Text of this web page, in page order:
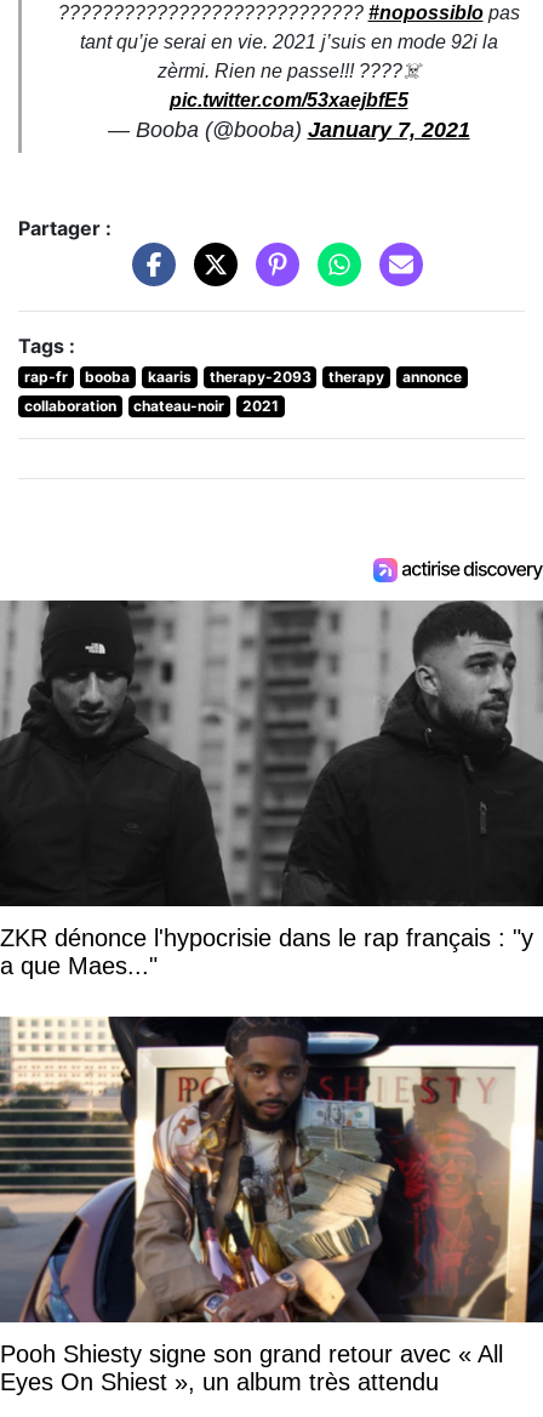
???????????????????????????? #nopossiblopas
tant qu’je serai en vie. 2021 j’suis en mode 92i la
zèrmi. Rien ne passe!!! ????‍☠️
pic.twitter.com/53xaejbfE5
— Booba (@booba) January 7, 2021
Partager :
Tags :
rap-fr booba kaaris therapy-2093 therapy
annonce
collaboration
chateau-noir 2021
ZKR dénonce l'hypocrisie dans le rap français : "y
a que Maes..."
Pooh Shiesty signe son grand retour avec « All
Eyes On Shiest », un album très attendu